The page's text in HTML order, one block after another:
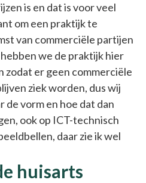
is en dat is voor veel
om een praktijk te
van commerciële partijen
we de praktijk hier
er geen commerciële
ziek worden, dus wij
de vorm en hoe dat dan
ook op ICT-technisch
daar zie ik wel
huisarts